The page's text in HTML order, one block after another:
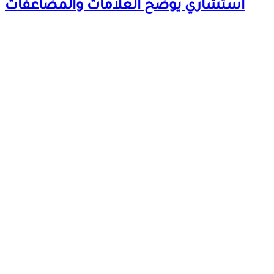
استشاري يوضح العلامات والمضاعفات